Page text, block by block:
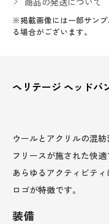
※掲載画像には一部サン
る場合がございます。
ヘリテージ ヘッドバ
ウールとアクリルの混
フリースが施された快
あらゆるアクティビテ
ロゴが特徴です。
装備